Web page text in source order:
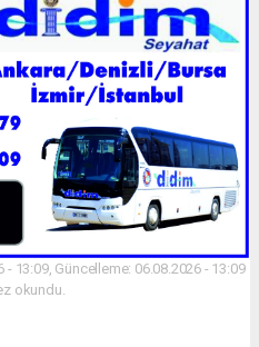
13:09, Güncelleme: 06.08.2026 - 13:09
okundu.